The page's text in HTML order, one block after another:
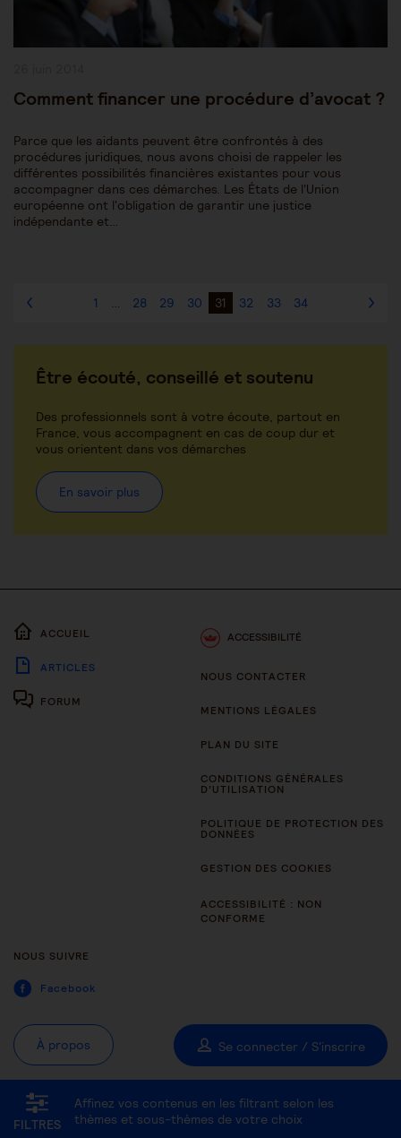
FILTRES
Affinez vos contenus en les filtrant selon les
thèmes et sous-thèmes de votre choix
Tous les thèmes Être aidant Être accompagné au quotidien
Comment financer une procédure d’avocat ?
Parce que les aidants peuvent être confrontés à des
procédures juridiques, nous avons choisi de rappeler les
différentes possibilités financières existantes pour vous
accompagner dans ces démarches. Les États de l'Union
européenne ont l'obligation de garantir une justice
indépendante et…
1 28 29 30 31 32 33 34
Être écouté, conseillé et soutenu
Des professionnels sont à votre écoute, partout en
France, vous accompagnent en cas de coup dur et
vous orientent dans vos démarches
En savoir plus
ACCUEIL
ARTICLES
FORUM
ACCESSIBILITÉ
NOUS CONTACTER
MENTIONS LÉGALES
PLAN DU SITE
CONDITIONS GÉNÉRALES
D’UTILISATION
POLITIQUE DE PROTECTION DES
DONNÉES
GESTION DES COOKIES
ACCESSIBILITÉ : NON
CONFORME
NOUS SUIVRE
Facebook
À propos Se connecter / S'inscrire